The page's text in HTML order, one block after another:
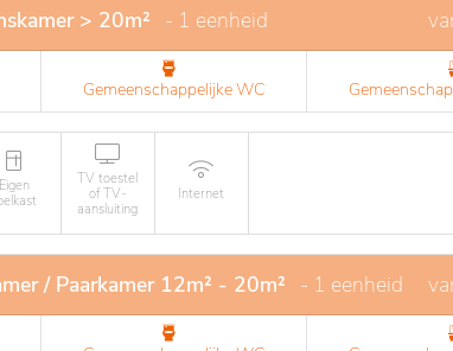
> 20m² - 1 eenheid
Gemeenschappelijke WC
Eigen
TV toestel
of TV-
aansluiting
Internet
/ Paarkamer 12m² - 20m² - 1 eenheid